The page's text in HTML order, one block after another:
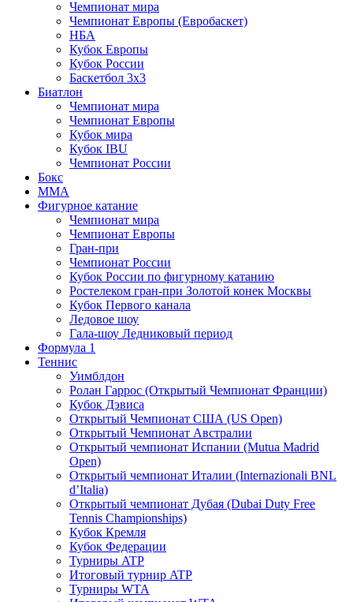
Чемпионат мира
Чемпионат Европы (Евробаскет)
НБА
Кубок Европы
Кубок России
Баскетбол 3х3
Биатлон
Чемпионат мира
Чемпионат Европы
Кубок мира
Кубок IBU
Чемпионат России
Бокс
MMA
Фигурное катание
Чемпионат мира
Чемпионат Европы
Гран-при
Чемпионат России
Кубок России по фигурному катанию
Ростелеком гран-при Золотой конек Москвы
Кубок Первого канала
Ледовое шоу
Гала-шоу Ледниковый период
Формула 1
Теннис
Уимблдон
Ролан Гаррос (Открытый Чемпионат Франции)
Кубок Дэвиса
Открытый Чемпионат США (US Open)
Открытый Чемпионат Австралии
Открытый чемпионат Испании (Mutua Madrid
Open)
Открытый чемпионат Италии (Internazionali BNL
d’Italia)
Открытый чемпионат Дубая (Dubai Duty Free
Tennis Championships)
Кубок Кремля
Кубок Федерации
Турниры ATP
Итоговый турнир ATP
Турниры WTA